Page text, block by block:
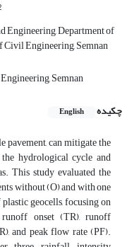
Engineering, Department of
Engineering, Semnan
Semnan
چکیده
English
pavement, can mitigate the
hydrological cycle and
This study evaluated the
without (O) and with one
geocells, focusing on
onset (TR), runoff
and peak flow rate (PF).